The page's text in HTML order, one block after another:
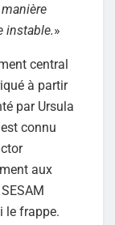
instable.»
central
à partir
par Ursula
connu
aux
le frappe.